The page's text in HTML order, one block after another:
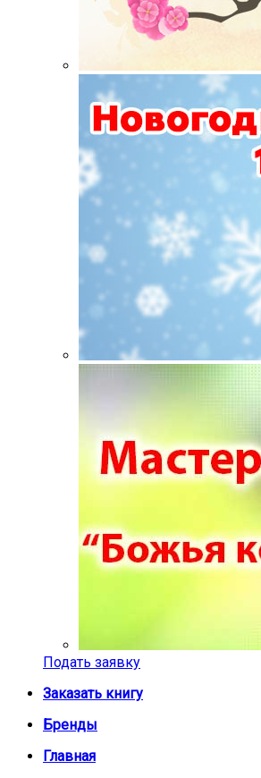
Подать заявку
Заказать книгу
Бренды
Главная